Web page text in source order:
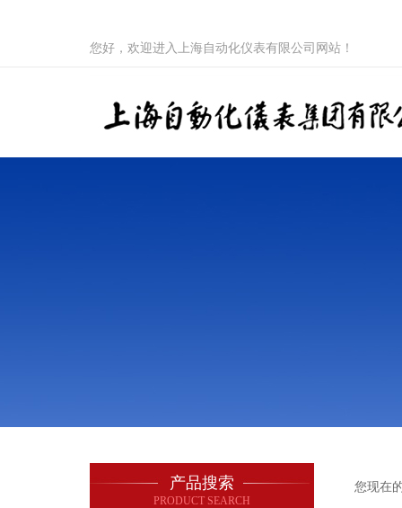
您好，欢迎进入上海自动化仪表有限公司网站！
产品搜索
PRODUCT SEARCH
您现在